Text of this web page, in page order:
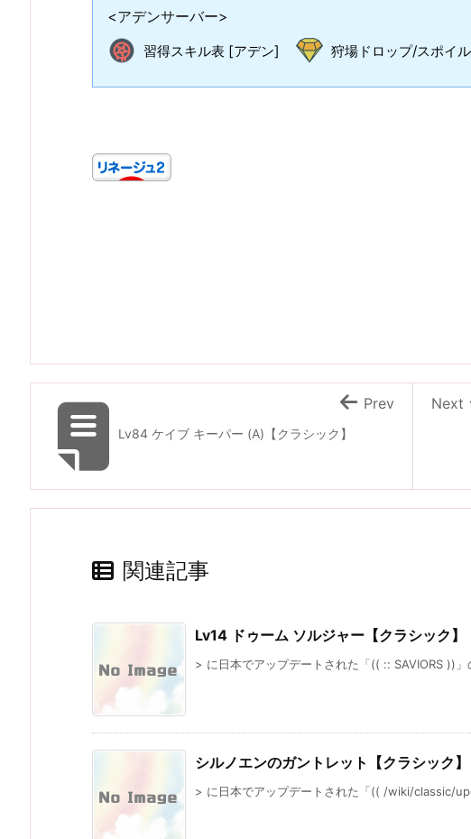
<アデンサーバー>
習得スキル表 [アデン] 狩場ドロップ/スポイ
Next
Lv84 ケイブ キーパー (A)【クラシック】
Prev
関連記事
Lv14 ドゥーム ソルジャー【クラシック】
> に日本でアップデートされた「(( :: SAVIORS ))
シルノエンのガントレット【クラシック】
> に日本でアップデートされた「(( /wiki/classic/